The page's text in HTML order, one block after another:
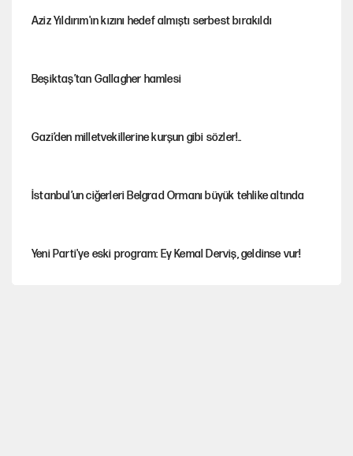
Aziz Yıldırım'ın kızını hedef almıştı serbest bırakıldı
Beşiktaş’tan Gallagher hamlesi
Gazi’den milletvekillerine kurşun gibi sözler!..
İstanbul’un ciğerleri Belgrad Ormanı büyük tehlike altında
Yeni Parti'ye eski program: Ey Kemal Derviş, geldinse vur!